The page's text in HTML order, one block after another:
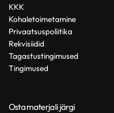
KKK
Kohaletoimetamine
Privaatsuspoliitika
Rekvisiidid
Tagastustingimused
Tingimused
Osta materjali järgi